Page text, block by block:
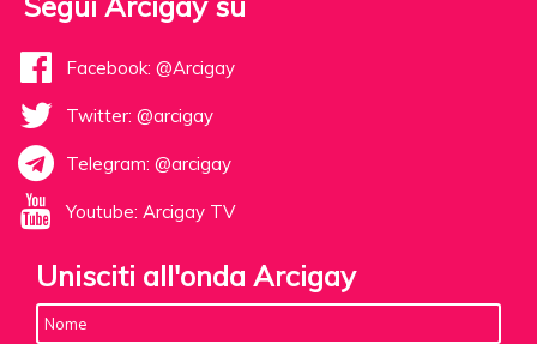
Facebook: @Arcigay
Twitter: @arcigay
Telegram: @arcigay
Youtube: Arcigay TV
Unisciti all'onda Arcigay